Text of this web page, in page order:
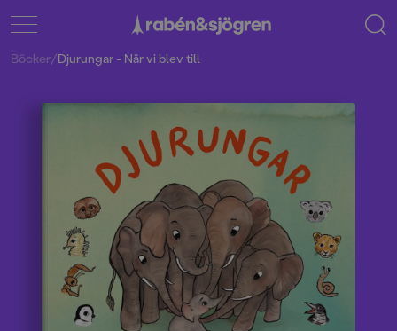
Böcker/Djurungar - När vi blev till